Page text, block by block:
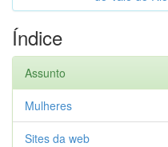
Índice
Assunto
Mulheres
Sites da web